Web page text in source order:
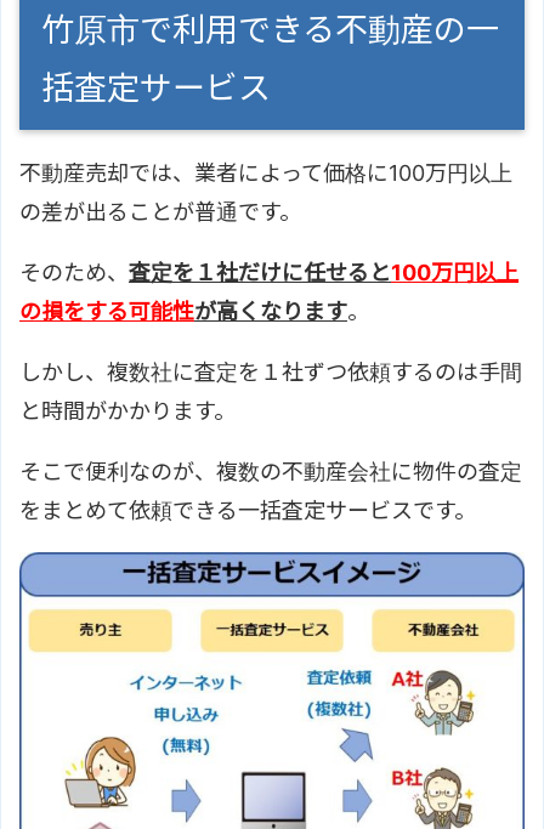
竹原市で利用できる不動産の一
括査定サービス
不動産売却では、業者によって価格に100万円以上
の差が出ることが普通です。
そのため、 査定を１社だけに任せると100万円以上
の損をする可能性が高くなります。
しかし、複数社に査定を１社ずつ依頼するのは手間
と時間がかかります。
そこで便利なのが、複数の不動産会社に物件の査定
をまとめて依頼できる一括査定サービスです。